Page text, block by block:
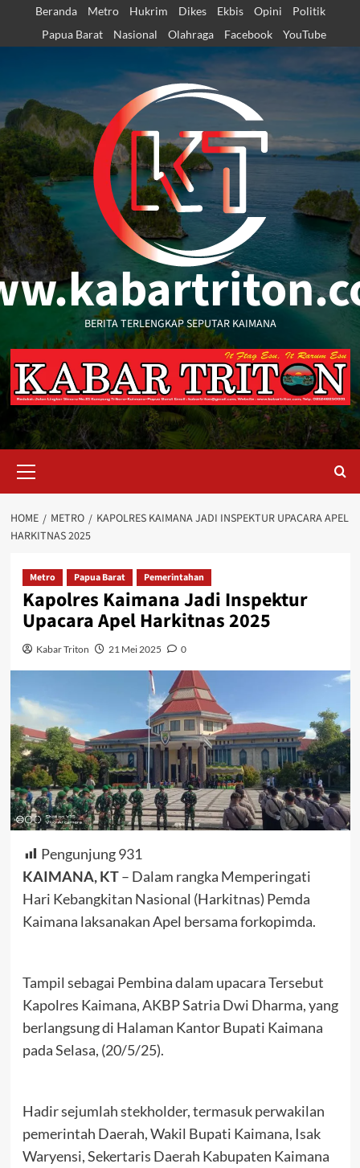
content
Beranda Metro Hukrim Dikes Ekbis Opini
Politik
Papua Barat
Nasional Olahraga Facebook YouTube
BERITA TERLENGKAP SEPUTAR KAIMANA
Menu
HOME METRO
KAPOLRES KAIMANA JADI INSPEKTUR UPACARA APEL
HARKITNAS 2025
Metro Papua Barat Pemerintahan
Kapolres Kaimana Jadi Inspektur
Upacara Apel Harkitnas 2025
Kabar Triton 21 Mei 2025 0
Pengunjung 931
KAIMANA, KT– Dalam rangka Memperingati
Hari Kebangkitan Nasional (Harkitnas) Pemda
Kaimana laksanakan Apel bersama forkopimda.
Tampil sebagai Pembina dalam upacara Tersebut
Kapolres Kaimana, AKBP Satria Dwi Dharma, yang
berlangsung di Halaman Kantor Bupati Kaimana
pada Selasa, (20/5/25).
Hadir sejumlah stekholder, termasuk perwakilan
pemerintah Daerah, Wakil Bupati Kaimana, Isak
Waryensi, Sekertaris Daerah Kabupaten Kaimana